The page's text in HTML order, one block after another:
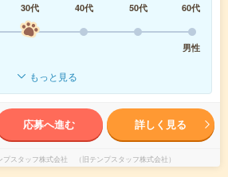
30代 40代 50代
60代
男性
もっと見る
応募へ進む 詳しく見る
プスタッフ株式会社 （旧テンプスタッフ株式会社）